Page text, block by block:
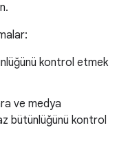
kontrol etmek
ve medya
bütünlüğünü kontrol